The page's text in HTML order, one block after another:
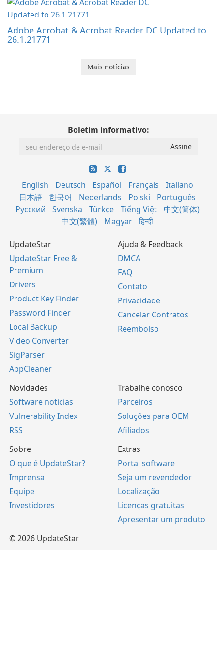
Adobe Acrobat & Acrobat Reader DC Updated to
26.1.21771
Mais notícias
Boletim informativo:
English Deutsch Español Français
Italiano
日本語
한국어 Nederlands Polski
Português
Русский
Svenska Türkçe Tiếng Việt
中文(简体)
中文(繁體)
Magyar हिन्दी
UpdateStar
UpdateStar Free &
Premium
Drivers
Product Key Finder
Password Finder
Local Backup
Video Converter
SigParser
AppCleaner
Ajuda & Feedback
DMCA
FAQ
Contato
Privacidade
Cancelar Contratos
Reembolso
Novidades
Software notícias
Vulnerability Index
RSS
Trabalhe conosco
Parceiros
Soluções para OEM
Afiliados
Sobre
O que é UpdateStar?
Imprensa
Equipe
Investidores
Extras
Portal software
Seja um revendedor
Localização
Licenças gratuitas
Apresentar um produto
© 2026 UpdateStar